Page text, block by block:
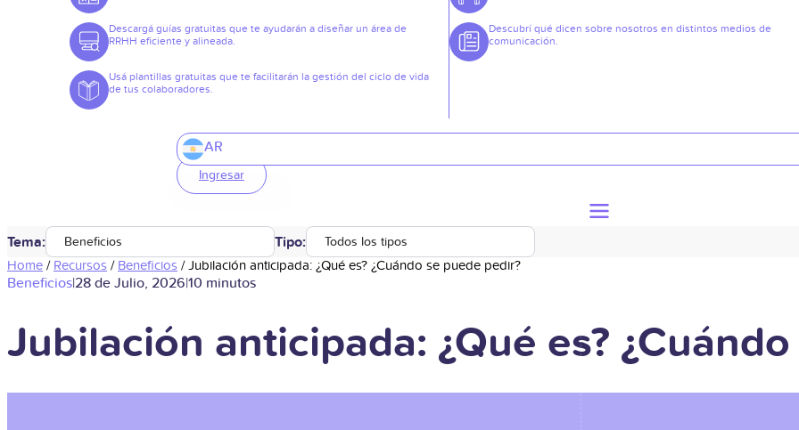
Descargá guías gratuitas que te ayudarán a diseñar un área de
RRHH eficiente y alineada.
Usá plantillas gratuitas que te facilitarán la gestión del ciclo de vida
de tus colaboradores.
Descubrí qué dicen sobre nosotros en distintos medios de
comunicación.
AR
Ingresar
Tema: Beneficios Tipo: Todos los tipos
Home / Recursos / Beneficios /Jubilación anticipada: ¿Qué es? ¿Cuándo se puede pedir?
Beneficios|28 de Julio, 2026|10 minutos
Jubilación anticipada: ¿Qué es?